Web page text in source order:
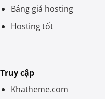
Bảng giá hosting
Hosting tốt
Truy cập
Khatheme.com